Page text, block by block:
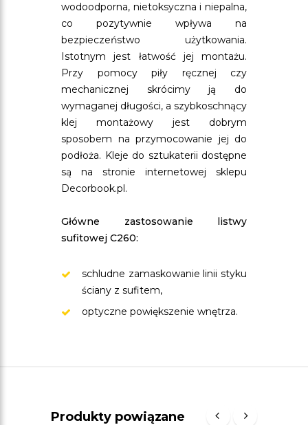
wodoodporna, nietoksyczna i niepalna,
co pozytywnie wpływa na
bezpieczeństwo użytkowania.
Istotnym jest łatwość jej montażu.
Przy pomocy piły ręcznej czy
mechanicznej skrócimy ją do
wymaganej długości, a szybkoschnący
klej montażowy jest dobrym
sposobem na przymocowanie jej do
podłoża. Kleje do sztukaterii dostępne
są na stronie internetowej sklepu
Decorbook.pl.
Główne zastosowanie listwy
sufitowej C260:
schludne zamaskowanie linii styku
ściany z sufitem,
optyczne powiększenie wnętrza.
Produkty powiązane